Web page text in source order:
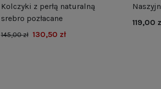
Kolczyki z perłą naturalną
srebro pozłacane
145,00 zł 130,50 zł
119,00